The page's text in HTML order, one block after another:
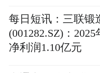
每日短讯：三联锻
(001282.SZ)：2025
净利润1.10亿元